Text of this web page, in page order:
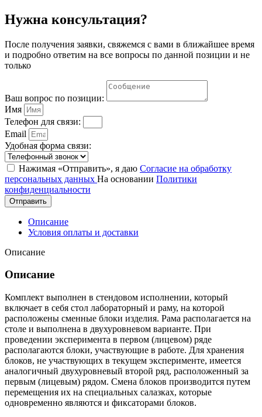
Нужна консультация?
После получения заявки, свяжемся с вами в ближайшее время
и подробно ответим на все вопросы по данной позиции и не
только
Ваш вопрос по позиции:
Имя
Телефон для связи:
Email
Удобная форма связи:
Нажимая «Отправить», я даю Согласие на обработку
персональных данных На основании Политики
конфиденциальности
Отправить
Описание
Условия оплаты и доставки
Описание
Описание
Комплект выполнен в стендовом исполнении, который
включает в себя стол лабораторный и раму, на которой
расположены сменные блоки изделия. Рама располагается на
столе и выполнена в двухуровневом варианте. При
проведении эксперимента в первом (лицевом) ряде
располагаются блоки, участвующие в работе. Для хранения
блоков, не участвующих в текущем эксперименте, имеется
аналогичный двухуровневый второй ряд, расположенный за
первым (лицевым) рядом. Смена блоков производится путем
перемещения их на специальных салазках, которые
одновременно являются и фиксаторами блоков.